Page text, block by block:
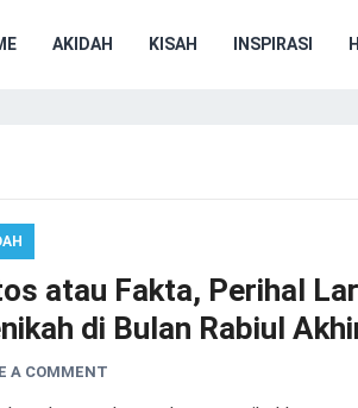
AKIDAH KISAH INSPIRASI
atau Fakta, Perihal
di Bulan Rabiul
A COMMENT